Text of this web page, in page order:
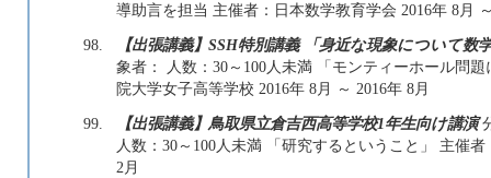
導助言を担当 主催者：日本数学教育学会 2016年 8月
98.
【出張講義】SSH特別講義 「身近な現象について数
象者： 人数：30～100人未満 「モンティーホール問
院大学女子高等学校 2016年 8月 ～ 2016年 8月
99.
【出張講義】鳥取県立倉吉西高等学校1年生向け講演
人数：30～100人未満 「研究するということ」 主催
2月